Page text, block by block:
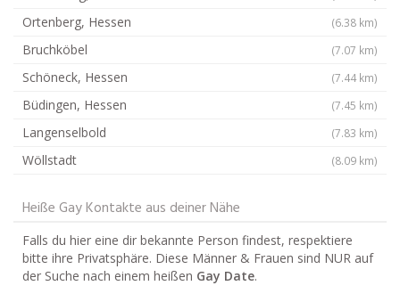
Ortenberg, Hessen (6.38 km)
Bruchköbel (7.07 km)
Schöneck, Hessen (7.44 km)
Büdingen, Hessen (7.45 km)
Langenselbold (7.83 km)
Wöllstadt (8.09 km)
Heiße Gay Kontakte aus deiner Nähe
Falls du hier eine dir bekannte Person findest, respektiere
bitte ihre Privatsphäre. Diese Männer & Frauen sind NUR auf
der Suche nach einem heißen Gay Date.